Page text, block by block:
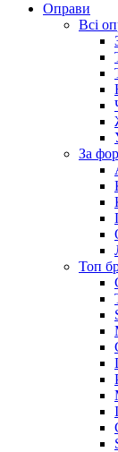
Оправи
Всі
За
Топ